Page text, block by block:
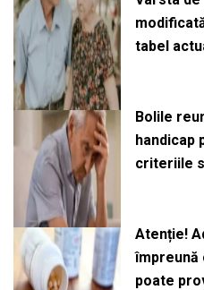
tabel
Bolile
handicap
criteriile
Atenție!
împreună
poate